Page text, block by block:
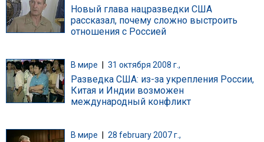
Новый глава нацразведки США
рассказал, почему сложно выстроить
отношения с Россией
В мире 31 октября 2008 г.,
Разведка США: из-за укрепления России,
Китая и Индии возможен
международный конфликт
В мире 28 february 2007 г.,